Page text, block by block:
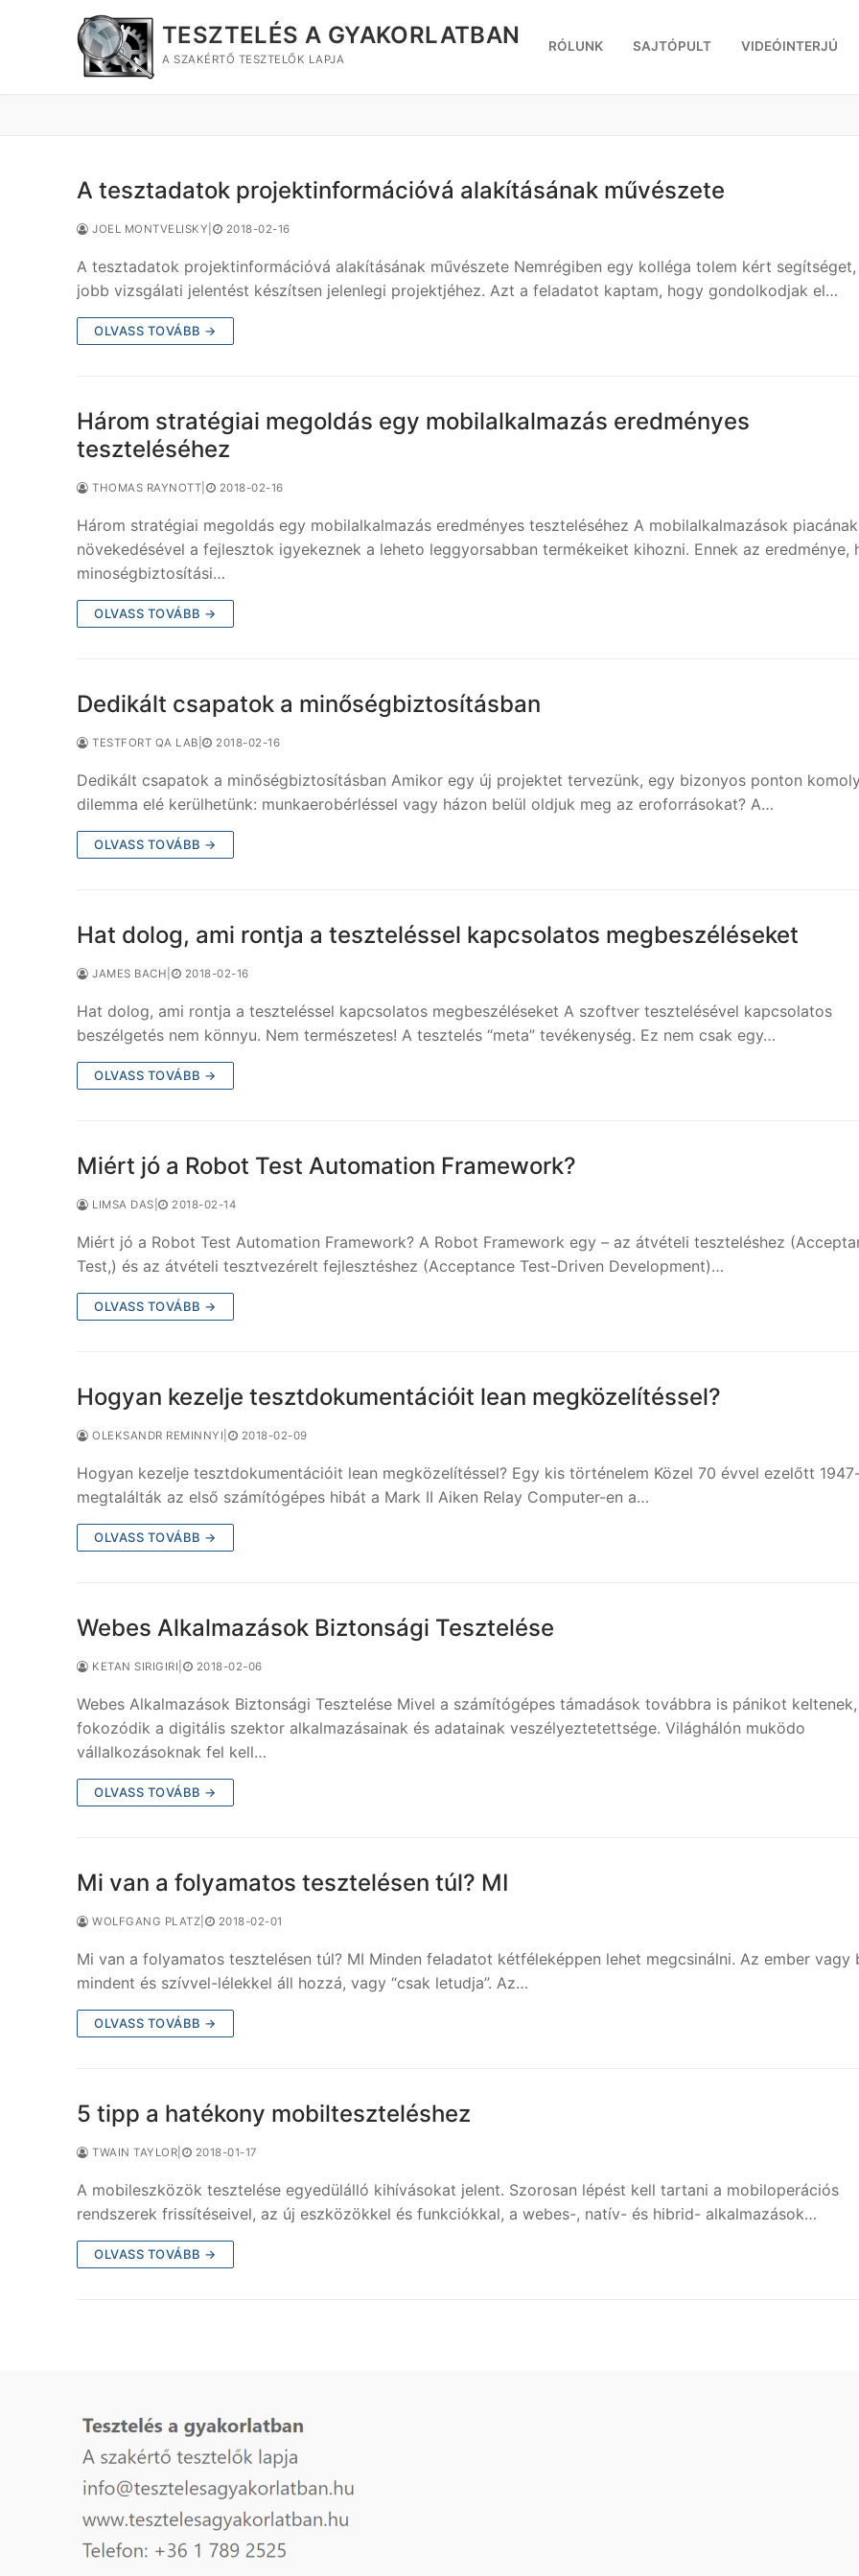
TESZTELÉS A GYAKORLATBAN
A SZAKÉRTŐ TESZTELŐK LAPJA
RÓLUNK SAJTÓPULT VIDEÓINTERJÚ
A tesztadatok projektinformációvá alakításának művészete
JOEL MONTVELISKY 2018-02-16
A tesztadatok projektinformációvá alakításának művészete Nemrégiben egy kolléga tolem kért
jobb vizsgálati jelentést készítsen jelenlegi projektjéhez. Azt a feladatot kaptam, hogy gondolkodjak el…
OLVASS TOVÁBB →
Három stratégiai megoldás egy mobilalkalmazás eredményes
teszteléséhez
THOMAS RAYNOTT 2018-02-16
Három stratégiai megoldás egy mobilalkalmazás eredményes teszteléséhez A mobilalkalmazások piacának
növekedésével a fejlesztok igyekeznek a leheto leggyorsabban termékeiket kihozni. Ennek az eredménye,
minoségbiztosítási…
OLVASS TOVÁBB →
Dedikált csapatok a minőségbiztosításban
TESTFORT QA LAB 2018-02-16
Dedikált csapatok a minőségbiztosításban Amikor egy új projektet tervezünk, egy bizonyos ponton
dilemma elé kerülhetünk: munkaerobérléssel vagy házon belül oldjuk meg az eroforrásokat? A…
OLVASS TOVÁBB →
Hat dolog, ami rontja a teszteléssel kapcsolatos megbeszéléseket
JAMES BACH 2018-02-16
Hat dolog, ami rontja a teszteléssel kapcsolatos megbeszéléseket A szoftver tesztelésével kapcsolatos
beszélgetés nem könnyu. Nem természetes! A tesztelés “meta” tevékenység. Ez nem csak egy…
OLVASS TOVÁBB →
Miért jó a Robot Test Automation Framework?
LIMSA DAS 2018-02-14
Miért jó a Robot Test Automation Framework? A Robot Framework egy – az átvételi teszteléshez
Test,) és az átvételi tesztvezérelt fejlesztéshez (Acceptance Test-Driven Development)…
OLVASS TOVÁBB →
Hogyan kezelje tesztdokumentációit lean megközelítéssel?
OLEKSANDR REMINNYI 2018-02-09
Hogyan kezelje tesztdokumentációit lean megközelítéssel? Egy kis történelem Közel 70 évvel ezelőtt
megtalálták az első számítógépes hibát a Mark II Aiken Relay Computer-en a…
OLVASS TOVÁBB →
Webes Alkalmazások Biztonsági Tesztelése
KETAN SIRIGIRI 2018-02-06
Webes Alkalmazások Biztonsági Tesztelése Mivel a számítógépes támadások továbbra is pánikot keltenek,
fokozódik a digitális szektor alkalmazásainak és adatainak veszélyeztetettsége. Világhálón muködo
vállalkozásoknak fel kell…
OLVASS TOVÁBB →
Mi van a folyamatos tesztelésen túl? MI
WOLFGANG PLATZ 2018-02-01
Mi van a folyamatos tesztelésen túl? MI Minden feladatot kétféleképpen lehet megcsinálni. Az ember vagy
mindent és szívvel-lélekkel áll hozzá, vagy “csak letudja”. Az…
OLVASS TOVÁBB →
5 tipp a hatékony mobilteszteléshez
TWAIN TAYLOR 2018-01-17
A mobileszközök tesztelése egyedülálló kihívásokat jelent. Szorosan lépést kell tartani a mobiloperációs
rendszerek frissítéseivel, az új eszközökkel és funkciókkal, a webes-, natív- és hibrid- alkalmazások…
OLVASS TOVÁBB →